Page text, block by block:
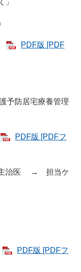
」
PDF版 [PDF
予防居宅療養管理
PDF版 [PDFフ
主治医 → 担当ケ
PDF版 [PDFフ